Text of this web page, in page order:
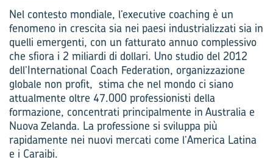
Nel contesto mondiale, l’executive coaching è un
fenomeno in crescita sia nei paesi industrializzati sia in
quelli emergenti, con un fatturato annuo complessivo
che sfiora i 2 miliardi di dollari. Uno studio del 2012
dell’International Coach Federation, organizzazione
globale non profit, stima che nel mondo ci siano
attualmente oltre 47.000 professionisti della
formazione, concentrati principalmente in Australia e
Nuova Zelanda. La professione si sviluppa più
rapidamente nei nuovi mercati come l’America Latina
e i Caraibi.